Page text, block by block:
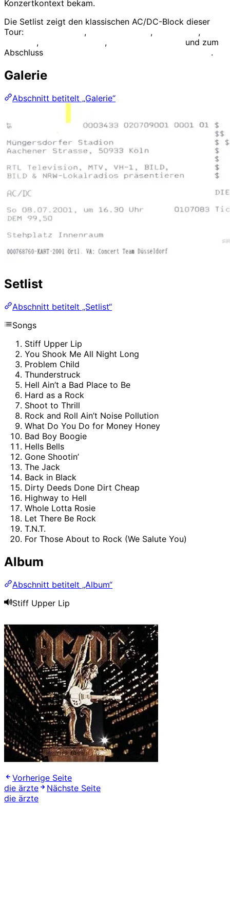
Konzertkontext bekam.
Die Setlist zeigt den klassischen AC/DC-Block dieser
Tour:
, , ,
, ,
und zum
Abschluss
.
Galerie
Abschnitt betitelt „Galerie“
Setlist
Abschnitt betitelt „Setlist“
Songs
Stiff Upper Lip
You Shook Me All Night Long
Problem Child
Thunderstruck
Hell Ain’t a Bad Place to Be
Hard as a Rock
Shoot to Thrill
Rock and Roll Ain’t Noise Pollution
What Do You Do for Money Honey
Bad Boy Boogie
Hells Bells
Gone Shootin’
The Jack
Back in Black
Dirty Deeds Done Dirt Cheap
Highway to Hell
Whole Lotta Rosie
Let There Be Rock
T.N.T.
For Those About to Rock (We Salute You)
Album
Abschnitt betitelt „Album“
Stiff Upper Lip
Vorherige Seite
die ärzte
Nächste Seite
die ärzte